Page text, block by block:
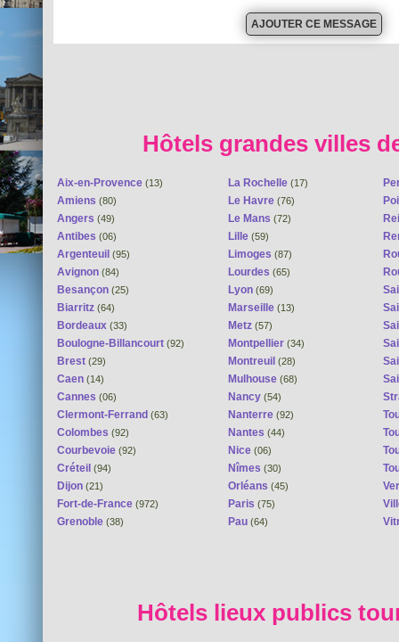
Hôtels grandes villes
Aix-en-Provence (13)
Amiens (80)
Angers (49)
Antibes (06)
Argenteuil (95)
Avignon (84)
Besançon (25)
Biarritz (64)
Bordeaux (33)
Boulogne-Billancourt (92)
Brest (29)
Caen (14)
Cannes (06)
Clermont-Ferrand (63)
Colombes (92)
Courbevoie (92)
Créteil (94)
Dijon (21)
Fort-de-France (972)
Grenoble (38)
La Rochelle (17)
Le Havre (76)
Le Mans (72)
Lille (59)
Limoges (87)
Lourdes (65)
Lyon (69)
Marseille (13)
Metz (57)
Montpellier (34)
Montreuil (28)
Mulhouse (68)
Nancy (54)
Nanterre (92)
Nantes (44)
Nice (06)
Nîmes (30)
Orléans (45)
Paris (75)
Pau (64)
Hôtels lieux publics